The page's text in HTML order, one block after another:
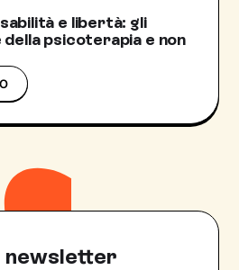
e libertà: gli
psicoterapia e non
newsletter